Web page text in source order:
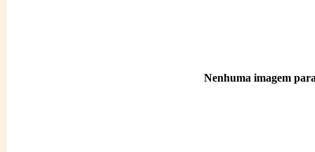
Nenhuma imagem